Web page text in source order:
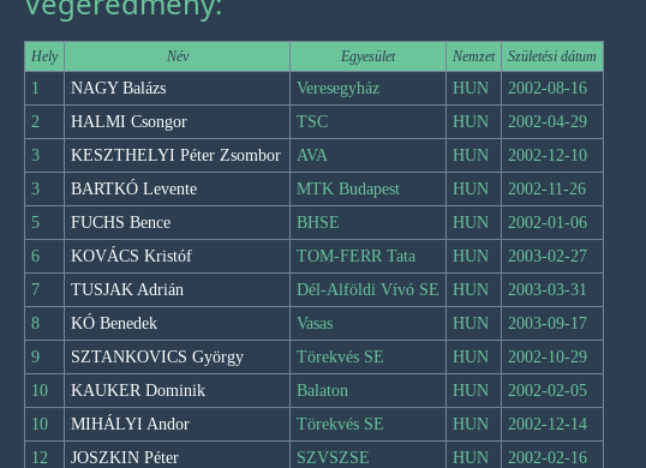
Hely Név Egyesület Nemzet Születési dátum
1 NAGY Balázs Veresegyház HUN
2002-08-16
2
HALMI Csongor TSC HUN
2002-04-29
3
KESZTHELYI Péter Zsombor AVA HUN
2002-12-10
3
BARTKÓ Levente MTK Budapest HUN
2002-11-26
5
FUCHS Bence BHSE HUN
2002-01-06
6
KOVÁCS Kristóf TOM-FERR Tata HUN
2003-02-27
7
TUSJAK Adrián Dél-Alföldi Vívó SE HUN
2003-03-31
8
KÓ Benedek Vasas HUN
2003-09-17
9
SZTANKOVICS György Törekvés SE HUN
2002-10-29
10
KAUKER Dominik Balaton HUN
2002-02-05
10
MIHÁLYI Andor Törekvés SE HUN
2002-12-14
12
JOSZKIN Péter SZVSZSE HUN
2002-02-16